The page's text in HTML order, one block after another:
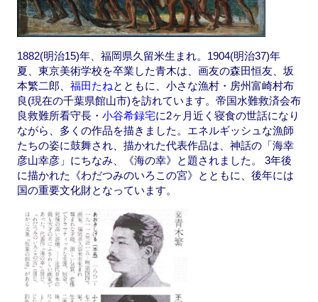
1882(明治15)年、福岡県久留米生まれ。1904(明治37)年
夏、東京美術学校を卒業した青木は、画友の森田恒友、坂
本繁二郎、 福田たねとともに、小さな漁村・房州富崎村布
良(現在の千葉県館山市)を訪れています。帝国水難救済会布
良救難所看守長・ 小谷希録宅に2ヶ月近く寝食の世話になり
ながら、多くの作品を描きました。エネルギッシュな漁師
たちの姿に鼓舞され、描かれた代表作品は、神話の「海幸
彦山幸彦」にちなみ、《海の幸》と題されました。 3年後
に描かれた《わだつみのいろこの宮》とともに、後年には
国の重要文化財となっています。